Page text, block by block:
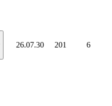
26.07.30 201 6